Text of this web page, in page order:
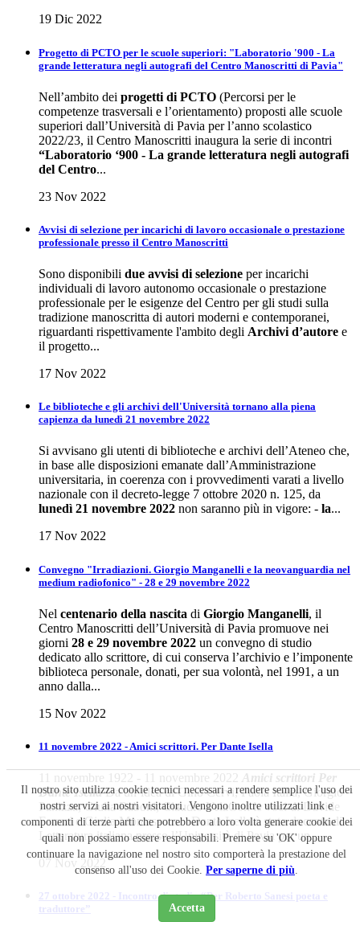
Il nostro sito utilizza cookie tecnici necessari a rendere semplice l'uso dei
nostri servizi ai nostri visitatori. Vengono inoltre utilizzati link e
componenti di terze parti che potrebbero a loro volta generare cookie dei
quali non possiamo essere responsabili. Premere su 'OK' oppure
continuare la navigazione nel nostro sito comporterà la prestazione del
consenso all'uso dei Cookie. Per saperne di più.
Accetta
19 Dic 2022
Progetto di PCTO per le scuole superiori: "Laboratorio '900 - La
grande letteratura negli autografi del Centro Manoscritti di Pavia"
Nell’ambito dei progetti di PCTO (Percorsi per le
competenze trasversali e l’orientamento) proposti alle scuole
superiori dall’Università di Pavia per l’anno scolastico
2022/23, il Centro Manoscritti inaugura la serie di incontri
“Laboratorio ‘900 - La grande letteratura negli autografi
del Centro...
23 Nov 2022
Avvisi di selezione per incarichi di lavoro occasionale o prestazione
professionale presso il Centro Manoscritti
Sono disponibili due avvisi di selezione per incarichi
individuali di lavoro autonomo occasionale o prestazione
professionale per le esigenze del Centro per gli studi sulla
tradizione manoscritta di autori moderni e contemporanei,
riguardanti rispettivamente l'ambito degli Archivi d’autore e
il progetto...
17 Nov 2022
Le biblioteche e gli archivi dell'Università tornano alla piena
capienza da lunedì 21 novembre 2022
Si avvisano gli utenti di biblioteche e archivi dell’Ateneo che,
in base alle disposizioni emanate dall’Amministrazione
universitaria, in coerenza con i provvedimenti varati a livello
nazionale con il decreto-legge 7 ottobre 2020 n. 125, da
lunedì 21 novembre 2022 non saranno più in vigore: - la...
17 Nov 2022
Convegno "Irradiazioni. Giorgio Manganelli e la neovanguardia nel
medium radiofonico" - 28 e 29 novembre 2022
Nel centenario della nascita di Giorgio Manganelli, il
Centro Manoscritti dell’Università di Pavia promuove nei
giorni 28 e 29 novembre 2022 un convegno di studio
dedicato allo scrittore, di cui conserva l’archivio e l’imponente
biblioteca personale, donati, per sua volontà, nel 1991, a un
anno dalla...
15 Nov 2022
11 novembre 2022 - Amici scrittori. Per Dante Isella
11 novembre 1922 - 11 novembre 2022 Amici scrittori Per
Dante IsellaDa un’idea di Gino Cervi, Paola Italia, Giorgio
Panizza, Giulia Raboni, Claudio VelaCon le voci di Davide
Ferrari e Giulia Montessoro. Dante Isella è stato docente di
Letteratura italiana presso l’Università di Pavia per un...
07 Nov 2022
27 ottobre 2022 - Incontro di studio “Per Roberto Sanesi poeta e
traduttore”